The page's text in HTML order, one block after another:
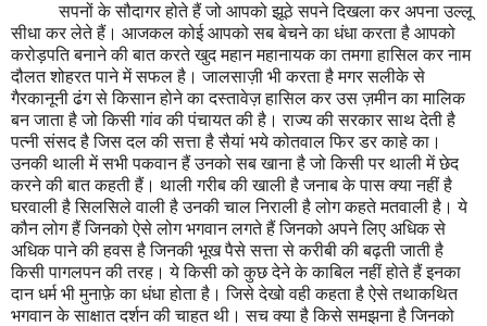
सपनों के सौदागर होते हैं जो आपको झूठे सपने दिखला कर अपना उल्लू
सीधा कर लेते हैं। आजकल कोई आपको सब बेचने का धंधा करता है आपको
करोड़पति बनाने की बात करते खुद महान महानायक का तमगा हासिल कर नाम
दौलत शोहरत पाने में सफल है। जालसाज़ी भी करता है मगर सलीके से
गैरकानूनी ढंग से किसान होने का दस्तावेज़ हासिल कर उस ज़मीन का मालिक
बन जाता है जो किसी गांव की पंचायत की है। राज्य की सरकार साथ देती है
पत्नी संसद है जिस दल की सत्ता है सैयां भये कोतवाल फिर डर काहे का।
उनकी थाली में सभी पकवान हैं उनको सब खाना है जो किसी पर थाली में छेद
करने की बात कहती हैं। थाली गरीब की खाली है जनाब के पास क्या नहीं है
घरवाली है सिलसिले वाली है उनकी चाल निराली है लोग कहते मतवाली है। ये
कौन लोग हैं जिनको ऐसे लोग भगवान लगते हैं जिनको अपने लिए अधिक से
अधिक पाने की हवस है जिनकी भूख पैसे सत्ता से करीबी की बढ़ती जाती है
किसी पागलपन की तरह। ये किसी को कुछ देने के काबिल नहीं होते हैं इनका
दान धर्म भी मुनाफ़े का धंधा होता है। जिसे देखो वही कहता है ऐसे तथाकथित
भगवान के साक्षात दर्शन की चाहत थी। सच क्या है किसे समझना है जिनको